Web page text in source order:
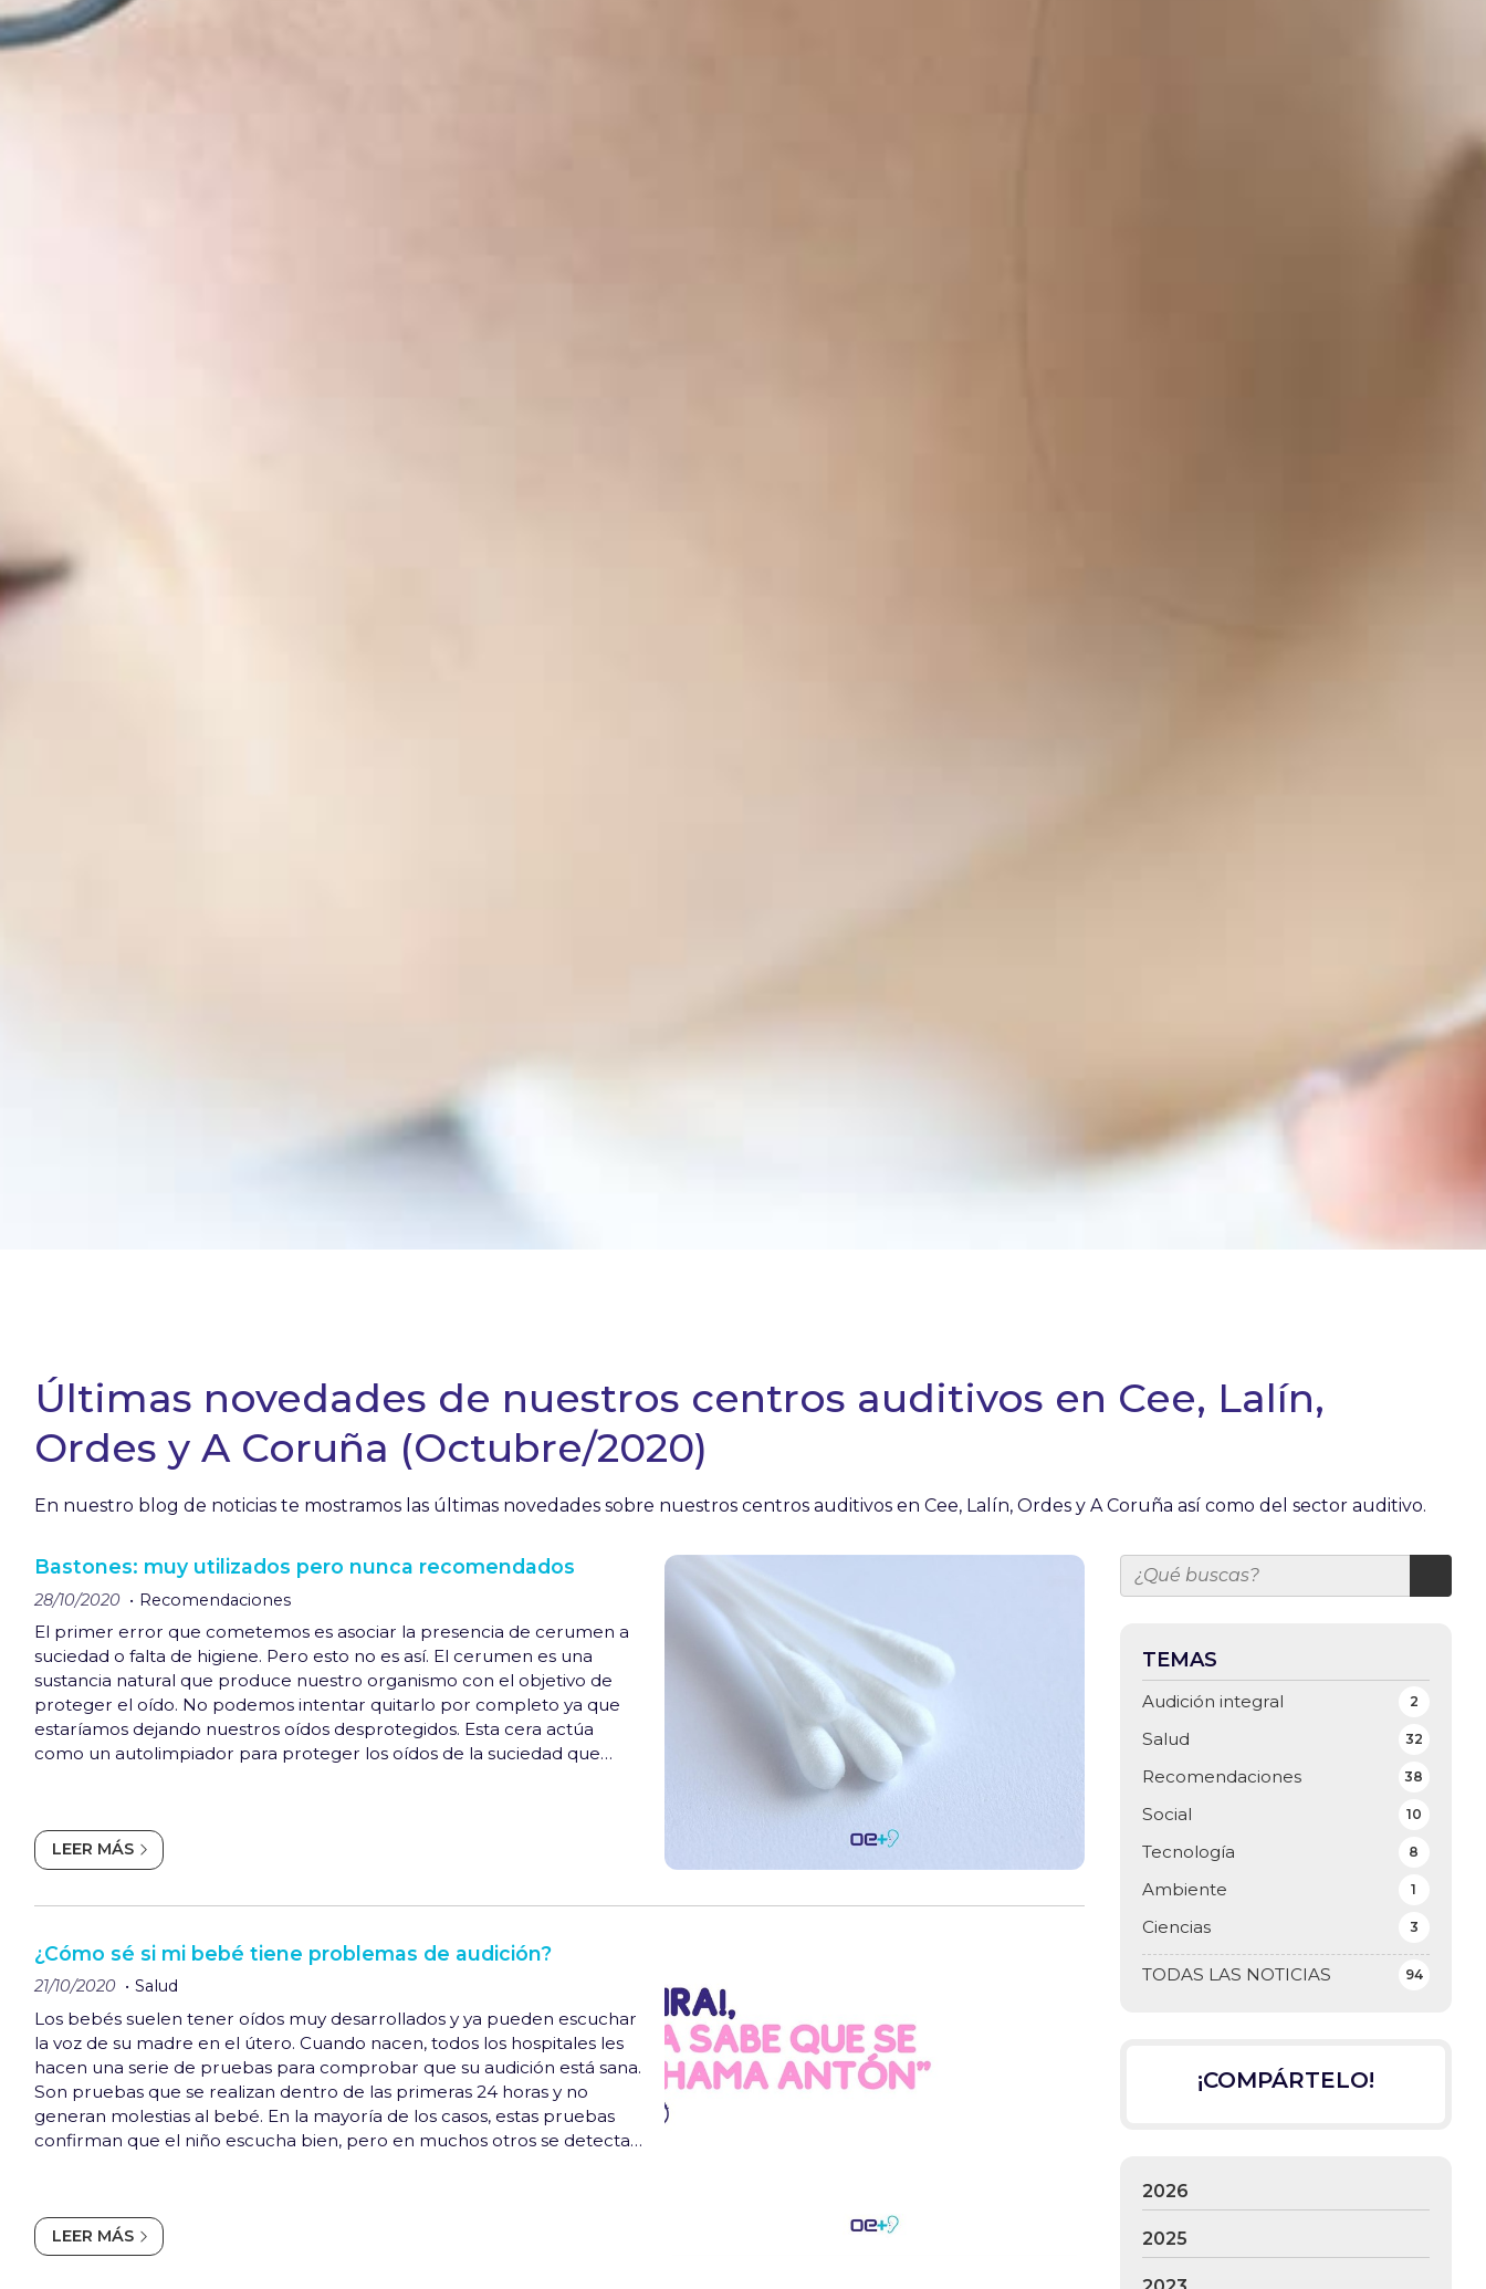
Últimas novedades de nuestros centros auditivos en Cee, Lalín,
Ordes y A Coruña (Octubre/2020)
En nuestro blog de noticias te mostramos las últimas novedades sobre nuestros centros auditivos en Cee, Lalín, Ordes y A Coruña así como del sector auditivo.
TEMAS
TODAS LAS NOTICIAS 94
Audición integral 2
Salud 32
Recomendaciones 38
Social 10
Tecnología 8
Ambiente 1
Ciencias 3
Bastones: muy utilizados pero nunca recomendados
28/10/2020 Recomendaciones
El primer error que cometemos es asociar la presencia de cerumen a
suciedad o falta de higiene. Pero esto no es así. El cerumen es una
sustancia natural que produce nuestro organismo con el objetivo de
proteger el oído. No podemos intentar quitarlo por completo ya que
estaríamos dejando nuestros oídos desprotegidos. Esta cera actúa
como un autolimpiador para proteger los oídos de la suciedad que
LEER MÁS
¿Cómo sé si mi bebé tiene problemas de audición?
21/10/2020 Salud
Los bebés suelen tener oídos muy desarrollados y ya pueden escuchar
la voz de su madre en el útero. Cuando nacen, todos los hospitales les
hacen una serie de pruebas para comprobar que su audición está sana.
Son pruebas que se realizan dentro de las primeras 24 horas y no
generan molestias al bebé. En la mayoría de los casos, estas pruebas
confirman que el niño escucha bien, pero en muchos otros se detectan
LEER MÁS
¡COMPÁRTELO!
2026
2025